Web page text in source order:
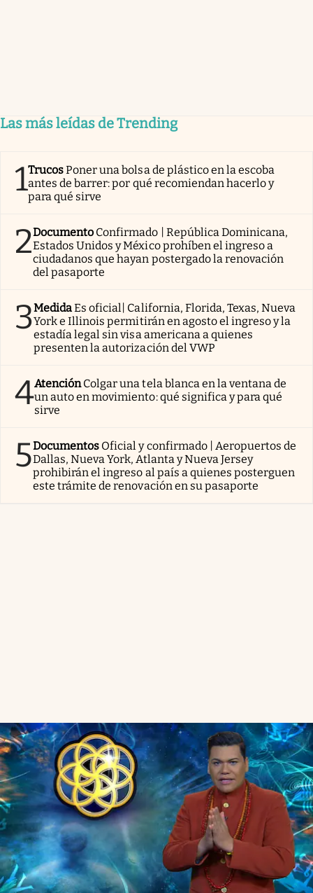
Las más leídas de Trending
1TrucosPoner una bolsa de plástico en la escoba
antes de barrer: por qué recomiendan hacerlo y
para qué sirve
2Documento Confirmado | República Dominicana,
Estados Unidos y México prohíben el ingreso a
ciudadanos que hayan postergado la renovación
del pasaporte
3MedidaEs oficial| California, Florida, Texas, Nueva
York e Illinois permitirán en agosto el ingreso y la
estadía legal sin visa americana a quienes
presenten la autorización del VWP
4AtenciónColgar una tela blanca en la ventana de
un auto en movimiento: qué significa y para qué
sirve
5Documentos Oficial y confirmado | Aeropuertos de
Dallas, Nueva York, Atlanta y Nueva Jersey
prohibirán el ingreso al país a quienes posterguen
este trámite de renovación en su pasaporte